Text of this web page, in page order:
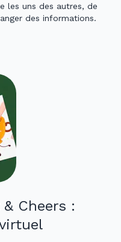
les uns des autres, de
des informations.
Cheers :